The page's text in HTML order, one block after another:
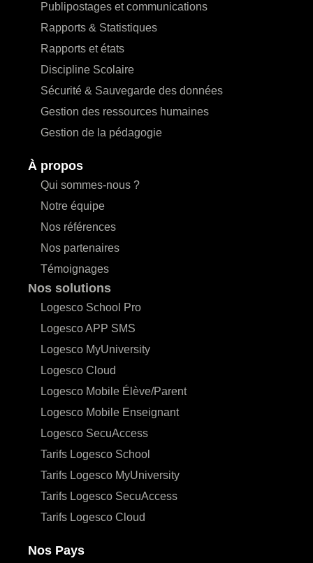
Publipostages et communications
Rapports & Statistiques
Rapports et états
Discipline Scolaire
Sécurité & Sauvegarde des données
Gestion des ressources humaines
Gestion de la pédagogie
À propos
Qui sommes-nous ?
Notre équipe
Nos références
Nos partenaires
Témoignages
Nos solutions
Logesco School Pro
Logesco APP SMS
Logesco MyUniversity
Logesco Cloud
Logesco Mobile Élève/Parent
Logesco Mobile Enseignant
Logesco SecuAccess
Tarifs Logesco School
Tarifs Logesco MyUniversity
Tarifs Logesco SecuAccess
Tarifs Logesco Cloud
Nos Pays